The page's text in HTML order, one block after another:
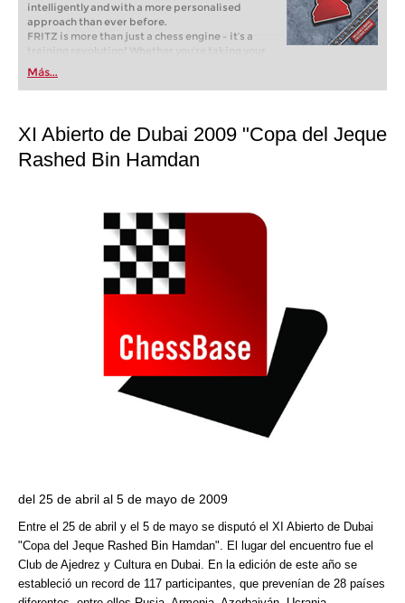
intelligently and with a more personalised
approach than ever before.
FRITZ is more than just a chess engine – it’s a
training revolution! Whether you’re taking your
first steps into the world of club chess, or already
playing at a tournament level: with FRITZ, you can
train more efficiently, intelligently and with a
Más...
XI Abierto de Dubai 2009 "Copa del Jeque
Rashed Bin Hamdan
del 25 de abril al 5 de mayo de 2009
Entre el 25 de abril y el 5 de mayo se disputó el XI Abierto de Dubai
"Copa del Jeque Rashed Bin Hamdan". El lugar del encuentro fue el
Club de Ajedrez y Cultura en Dubai. En la edición de este año se
estableció un record de 117 participantes, que prevenían de 28 países